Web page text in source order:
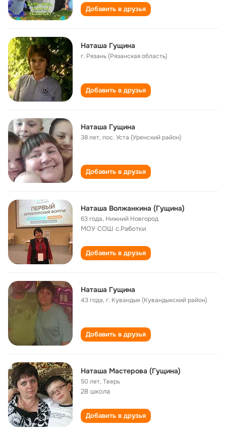
Добавить в друзья
Наташа Гущина
г. Рязань (Рязанская область)
Добавить в друзья
Наташа Гущина
38 лет,пос. Уста (Уренский район)
Добавить в друзья
Наташа Волжанкина (Гущина)
63 года, Нижний Новгород
МОУ СОШ с.Работки
Добавить в друзья
Наташа Гущина
43 года,г. Кувандык (Кувандыкский район)
Добавить в друзья
Наташа Мастерова (Гущина)
50 лет,Тверь
28 школа
Добавить в друзья